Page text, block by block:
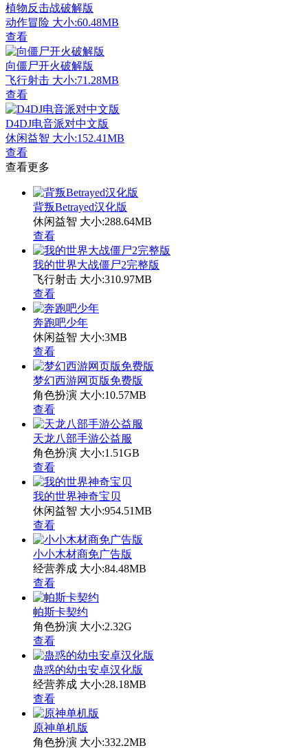
植物反击战破解版
动作冒险 大小:60.48MB
查看
向僵尸开火破解版
飞行射击 大小:71.28MB
查看
D4DJ电音派对中文版
休闲益智 大小:152.41MB
查看
查看更多
背叛Betrayed汉化版
休闲益智 大小:288.64MB
查看
我的世界大战僵尸2完整版
飞行射击 大小:310.97MB
查看
奔跑吧少年
休闲益智 大小:3MB
查看
梦幻西游网页版免费版
角色扮演 大小:10.57MB
查看
天龙八部手游公益服
角色扮演 大小:1.51GB
查看
我的世界神奇宝贝
休闲益智 大小:954.51MB
查看
小小木材商免广告版
经营养成 大小:84.48MB
查看
帕斯卡契约
角色扮演 大小:2.32G
查看
蛊惑的幼虫安卓汉化版
经营养成 大小:28.18MB
查看
原神单机版
角色扮演 大小:332.2MB